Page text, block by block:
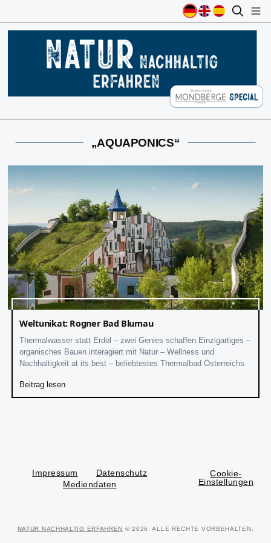
„AQUAPONICS“
Weltunikat: Rogner Bad Blumau
Thermalwasser statt Erdöl – zwei Genies schaffen Einzigartiges –
organisches Bauen interagiert mit Natur – Wellness und
Nachhaltigkeit at its best – beliebtestes Thermalbad Österreichs
Beitrag lesen
Impressum
Datenschutz
Mediendaten
Cookie-
Einstellungen
NATUR NACHHALTIG ERFAHREN © 2026. ALLE RECHTE VORBEHALTEN.